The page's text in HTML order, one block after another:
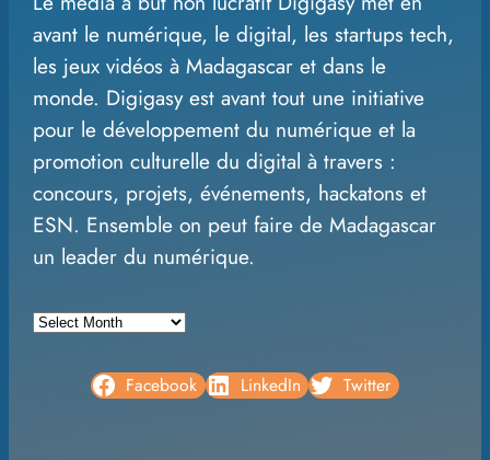
r
c
h
avant le numérique, le digital, les startups tech,
les jeux vidéos à Madagascar et dans le
monde. Digigasy est avant tout une initiative
pour le développement du numérique et la
promotion culturelle du digital à travers :
concours, projets, événements, hackatons et
ESN. Ensemble on peut faire de Madagascar
un leader du numérique.
A
Facebook LinkedIn Twitter